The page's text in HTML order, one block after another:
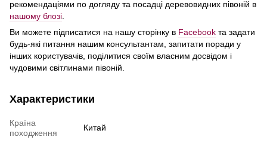
рекомендаціями по догляду та посадці деревовидних півоній в
нашому блозі
Ви можете підписатися на нашу сторінку в Facebook та задати
будь-які питання нашим консультантам, запитати поради у
інших користувачів, поділитися своїм власним досвідом і
чудовими свiтлинами півоній.
Характеристики
Країна
походження
Китай